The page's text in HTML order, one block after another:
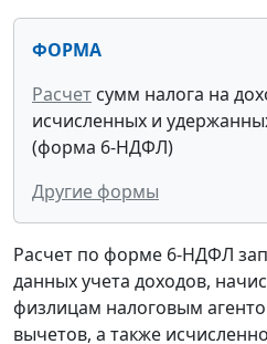
ФОРМА
Расчет сумм налога на
исчисленных и
(форма 6-НДФЛ)
Другие формы
Расчет по форме 6-НДФЛ
данных учета доходов,
физлицам налоговым
вычетов, а также